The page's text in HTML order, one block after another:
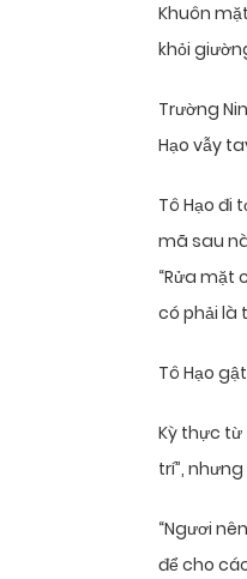
Khuôn
khỏi
Trường
Hạo vẫy
Tô Hạo đi
mã sau
“Rửa mặt
có phải là
Tô Hạo
Kỳ thực từ
trí”,
“Ngươi
để cho